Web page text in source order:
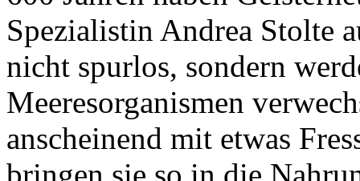
Spezialistin Andrea Stolte
nicht spurlos, sondern
Meeresorganismen
anscheinend mit etwas